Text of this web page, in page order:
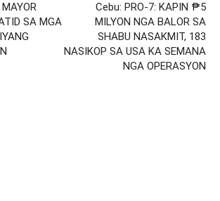
SA MGA
Cebu: PRO-7: KAPIN ₱5
MILYON NGA BALOR SA
SHABU NASAKMIT, 183
NASIKOP SA USA KA SEMANA
NGA OPERASYON